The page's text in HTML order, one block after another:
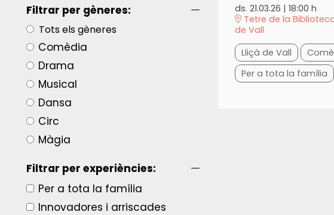
ds. 21.03.26 |18:00 h
Tetre de la
de Vall
Lliçà de Vall
Per a tota la família
Filtrar per gèneres:
Tots els gèneres
Comèdia
Drama
Musical
Dansa
Circ
Màgia
Filtrar per experiències:
Per a tota la família
Innovadores i arriscades